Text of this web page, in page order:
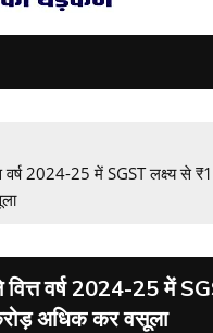
वर्ष 2024-25 में SGST लक्ष्य से
वित्त वर्ष 2024-25 में
अधिक कर वसूला